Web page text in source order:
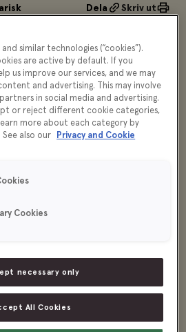
Dela Skriv ut
similar technologies (“cookies”).
are active by default. If you
us improve our services, and we may
and advertising. This may involve
in social media and advertising.
or reject different cookie categories,
more about each category by
See also our
Privacy and Cookie
Cookies
necessary only
All Cookies